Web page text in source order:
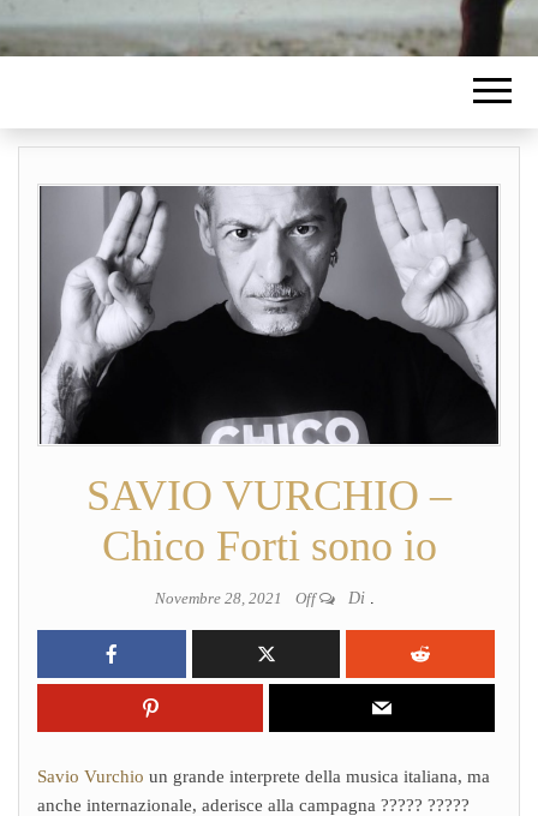
SAVIO VURCHIO –
Chico Forti sono io
Novembre 28, 2021 Off Di
Savio Vurchio un grande interprete della musica italiana, ma
anche internazionale, aderisce alla campagna ????? ?????